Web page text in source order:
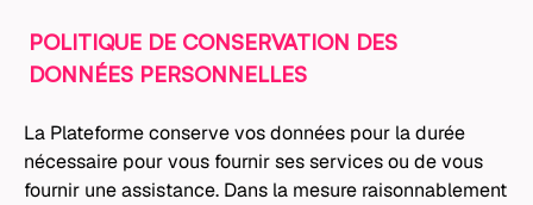
POLITIQUE DE CONSERVATION DES
DONNÉES PERSONNELLES
La Plateforme conserve vos données pour la durée
nécessaire pour vous fournir ses services ou de vous
fournir une assistance. Dans la mesure raisonnablement